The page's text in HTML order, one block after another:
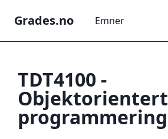
Grades.no Emner
TDT4100 -
Objektorientert
programmering